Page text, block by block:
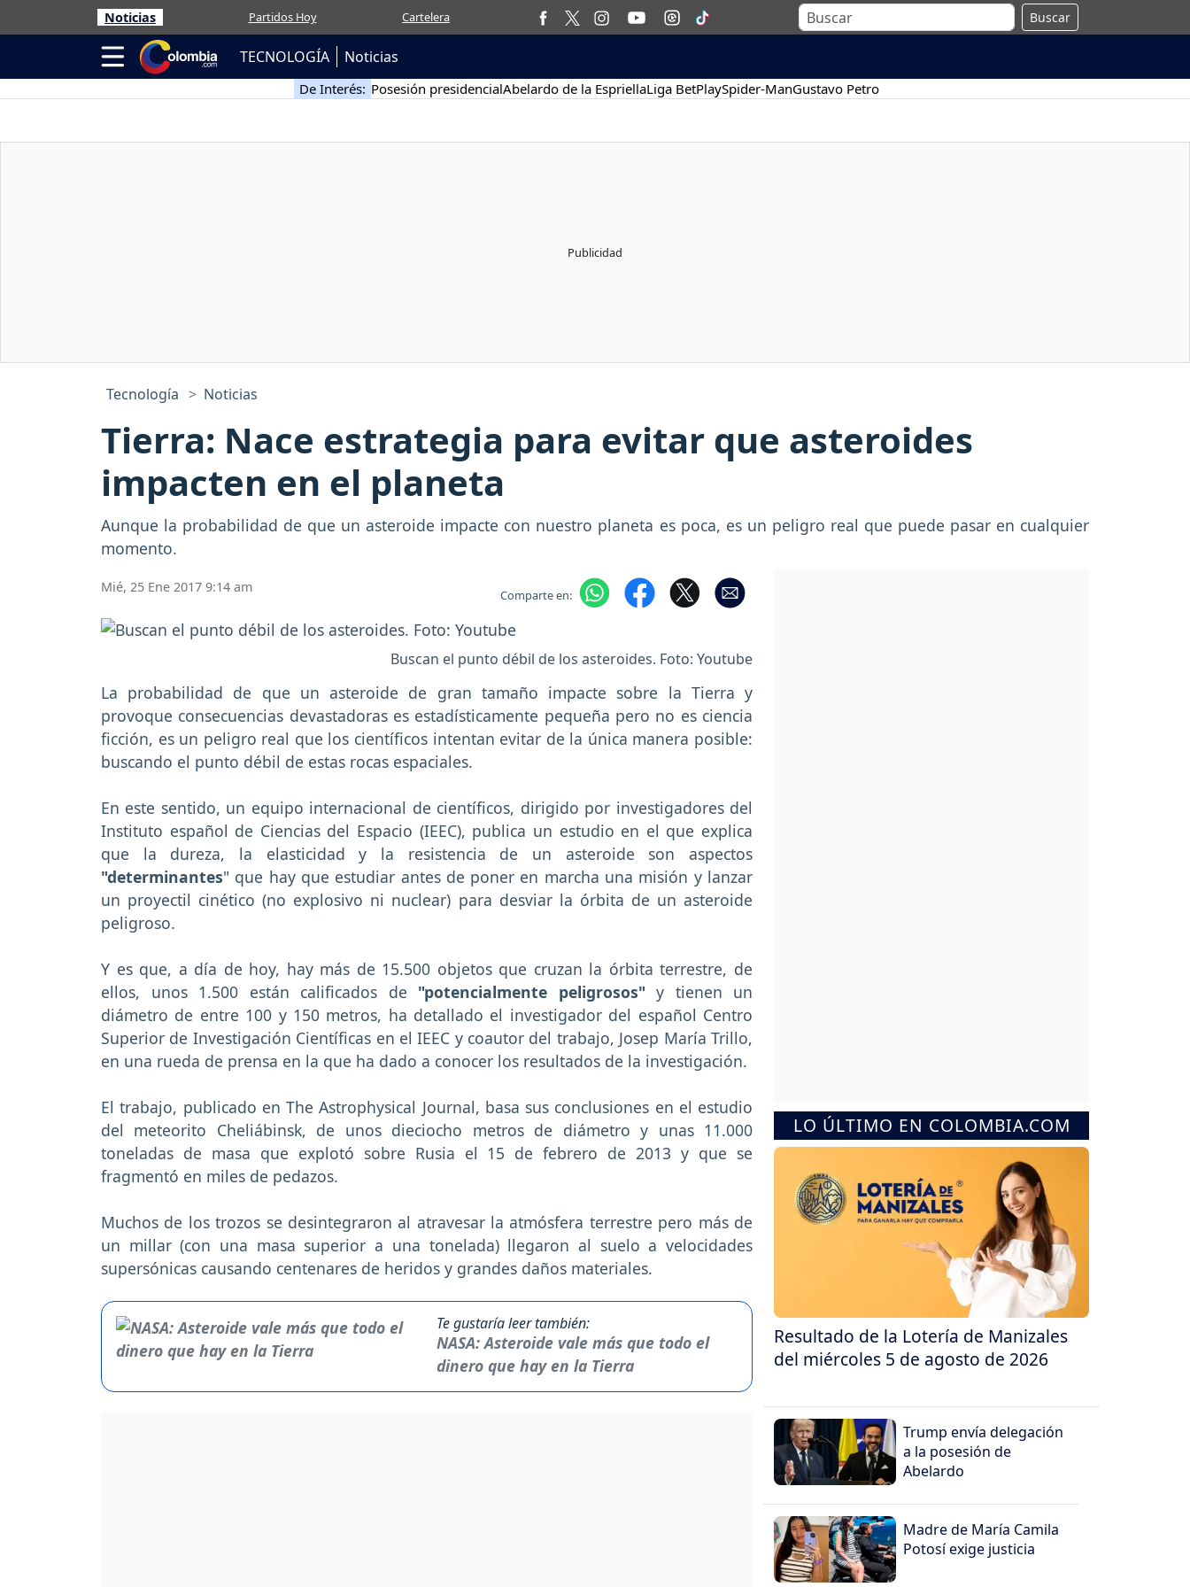
Noticias Partidos Hoy Cartelera Buscar
TECNOLOGÍA Noticias
De Interés: Posesión presidencialAbelardo de la EspriellaLiga BetPlaySpider-ManGustavo Petro
Tecnología Noticias
Tierra: Nace estrategia para evitar que asteroides
impacten en el planeta
Aunque la probabilidad de que un asteroide impacte con nuestro planeta es poca, es un peligro real que puede pasar en cualquier
momento.
Mié, 25 Ene 2017 9:14 am Comparte en:
Buscan el punto débil de los asteroides. Foto: Youtube
La probabilidad de que un asteroide de gran tamaño impacte sobre la Tierra y
provoque consecuencias devastadoras es estadísticamente pequeña pero no es ciencia
ficción, es un peligro real que los científicos intentan evitar de la única manera posible:
buscando el punto débil de estas rocas espaciales.
En este sentido, un equipo internacional de científicos, dirigido por investigadores del
Instituto español de Ciencias del Espacio (IEEC), publica un estudio en el que explica
que la dureza, la elasticidad y la resistencia de un asteroide son aspectos
"determinantes" que hay que estudiar antes de poner en marcha una misión y lanzar
un proyectil cinético (no explosivo ni nuclear) para desviar la órbita de un asteroide
peligroso.
Y es que, a día de hoy, hay más de 15.500 objetos que cruzan la órbita terrestre, de
ellos, unos 1.500 están calificados de "potencialmente peligrosos" y tienen un
diámetro de entre 100 y 150 metros, ha detallado el investigador del español Centro
Superior de Investigación Científicas en el IEEC y coautor del trabajo, Josep María Trillo,
en una rueda de prensa en la que ha dado a conocer los resultados de la investigación.
El trabajo, publicado en The Astrophysical Journal, basa sus conclusiones en el estudio
del meteorito Cheliábinsk, de unos dieciocho metros de diámetro y unas 11.000
toneladas de masa que explotó sobre Rusia el 15 de febrero de 2013 y que se
fragmentó en miles de pedazos.
Muchos de los trozos se desintegraron al atravesar la atmósfera terrestre pero más de
un millar (con una masa superior a una tonelada) llegaron al suelo a velocidades
supersónicas causando centenares de heridos y grandes daños materiales.
Te gustaría leer también:
NASA: Asteroide vale más que todo el
dinero que hay en la Tierra
LO ÚLTIMO EN COLOMBIA.COM
Resultado de la Lotería de Manizales
del miércoles 5 de agosto de 2026
Trump envía delegación
a la posesión de
Abelardo
Madre de María Camila
Potosí exige justicia